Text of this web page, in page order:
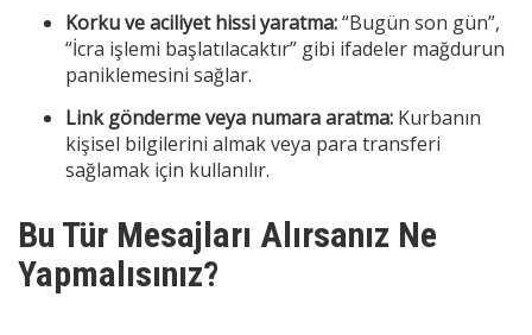
Korku ve aciliyet hissi yaratma:“Bugün son gün”,
“İcra işlemi başlatılacaktır” gibi ifadeler mağdurun
paniklemesini sağlar.
Link gönderme veya numara aratma: Kurbanın
kişisel bilgilerini almak veya para transferi
sağlamak için kullanılır.
Bu Tür Mesajları Alırsanız Ne
Yapmalısınız?